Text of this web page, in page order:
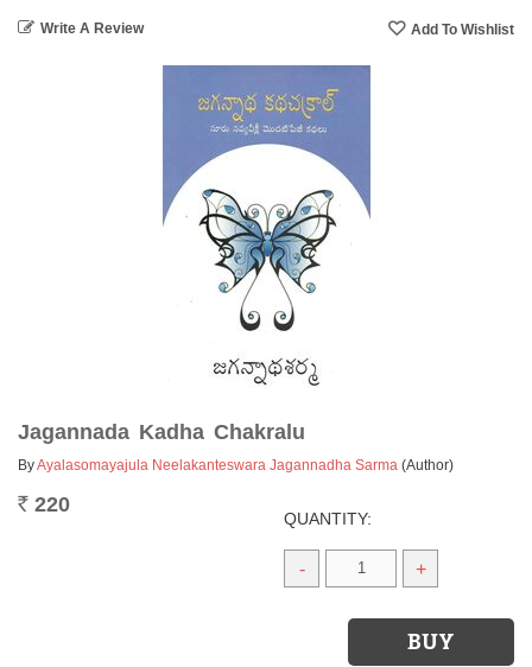
Write A Review
Jagannada Kadha Chakralu
ByAyalasomayajula Neelakanteswara Jagannadha Sarma (Author)
Rs. 220
QUANTITY:
- +